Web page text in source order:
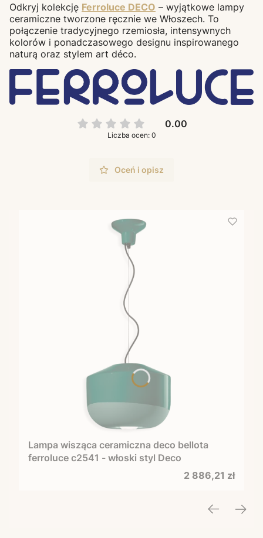
Odkryj kolekcję Ferroluce DECO – wyjątkowe lampy
ceramiczne tworzone ręcznie we Włoszech. To
połączenie tradycyjnego rzemiosła, intensywnych
kolorów i ponadczasowego designu inspirowanego
naturą oraz stylem art déco.
0.00
Liczba ocen: 0
Oceń i opisz
Lampa wisząca ceramiczna deco bellota
ferroluce c2541 - włoski styl Deco
Cena
2 886,21 zł